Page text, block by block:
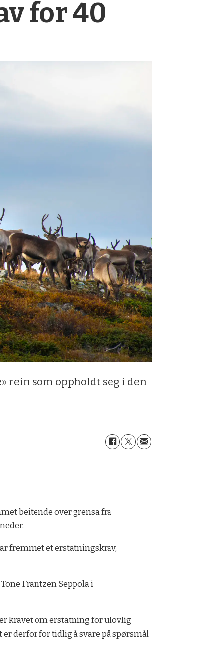
for 40
rein som oppholdt seg i den
beitende over grensa fra
fremmet et erstatningskrav,
Frantzen Seppola i
kravet om erstatning for ulovlig
derfor for tidlig å svare på spørsmål